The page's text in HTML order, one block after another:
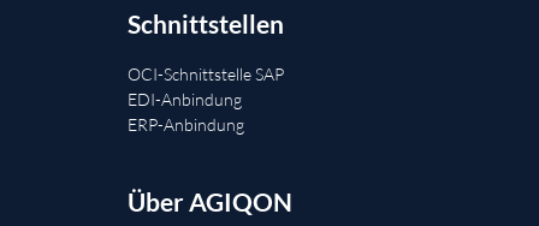
Schnittstellen
OCI-Schnittstelle SAP
EDI-Anbindung
ERP-Anbindung
Über AGIQON